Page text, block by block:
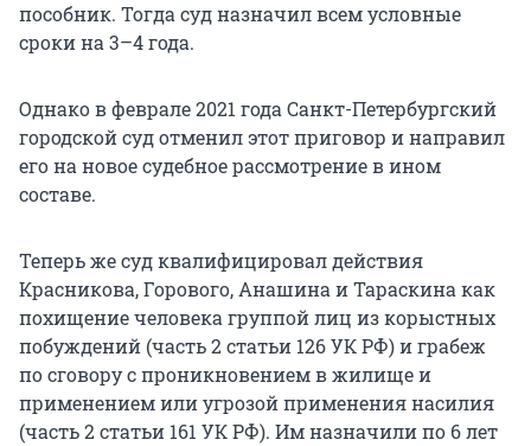
пособник. Тогда суд назначил всем условные
сроки на 3–4 года.
Однако в феврале 2021 года Санкт-Петербургский
городской суд отменил этот приговор и направил
его на новое судебное рассмотрение в ином
составе.
Теперь же суд квалифицировал действия
Красникова, Горового, Анашина и Тараскина как
похищение человека группой лиц из корыстных
побуждений (часть 2 статьи 126 УК РФ) и грабеж
по сговору с проникновением в жилище и
применением или угрозой применения насилия
(часть 2 статьи 161 УК РФ). Им назначили по 6 лет